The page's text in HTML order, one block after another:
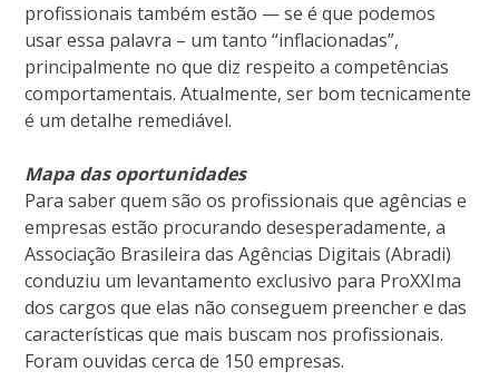
profissionais também estão — se é que podemos
usar essa palavra – um tanto “inflacionadas”,
principalmente no que diz respeito a competências
comportamentais. Atualmente, ser bom tecnicamente
é um detalhe remediável.
Mapa das oportunidades
Para saber quem são os profissionais que agências e
empresas estão procurando desesperadamente, a
Associação Brasileira das Agências Digitais (Abradi)
conduziu um levantamento exclusivo para ProXXIma
dos cargos que elas não conseguem preencher e das
características que mais buscam nos profissionais.
Foram ouvidas cerca de 150 empresas.